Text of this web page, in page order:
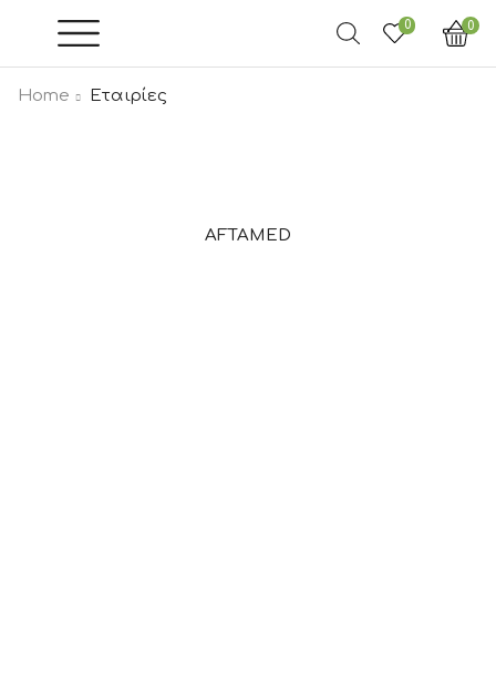
0 0
Home Εταιρίες
AFTAMED